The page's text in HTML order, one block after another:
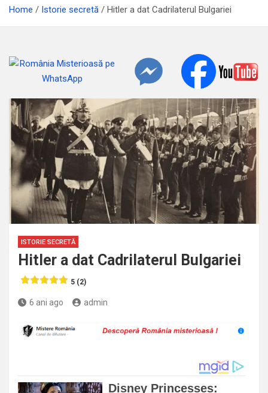
Home Istorie secretă Hitler a dat Cadrilaterul Bulgariei
ISTORIE SECRETĂ
Hitler a dat Cadrilaterul Bulgariei
5 (2)
6 ani ago admin